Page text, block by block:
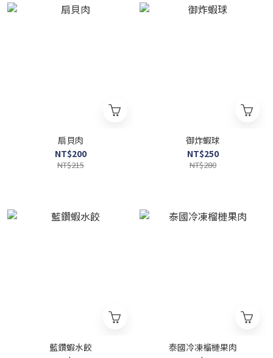
扇貝肉
NT$200
NT$215
御炸蝦球
NT$250
NT$280
藍鑽蝦水餃
泰國冷凍榴槤果肉